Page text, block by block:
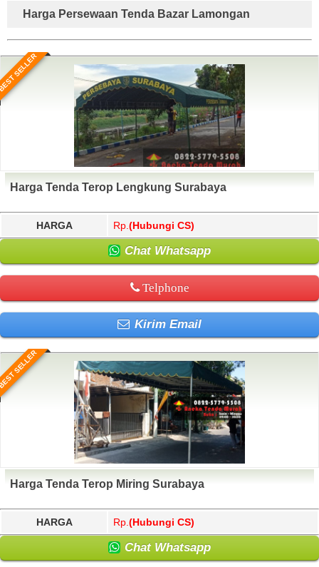
Harga Persewaan Tenda Bazar Lamongan
SELLER
Harga Tenda Terop Lengkung Surabaya
HARGA Rp. (Hubungi CS)
Chat Whatsapp
Telphone
Kirim Email
SELLER
Harga Tenda Terop Miring Surabaya
HARGA Rp. (Hubungi CS)
Chat Whatsapp